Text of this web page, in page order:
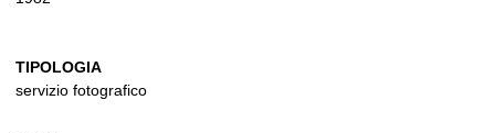
TIPOLOGIA
servizio fotografico